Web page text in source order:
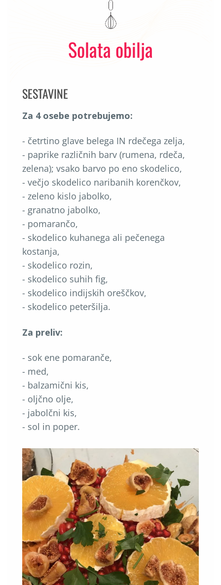
Solata obilja
SESTAVINE
Za 4 osebe potrebujemo:
- četrtino glave belega IN rdečega zelja,
- paprike različnih barv (rumena, rdeča,
zelena); vsako barvo po eno skodelico,
- večjo skodelico naribanih korenčkov,
- zeleno kislo jabolko,
- granatno jabolko,
- pomarančo,
- skodelico kuhanega ali pečenega
kostanja,
- skodelico rozin,
- skodelico suhih fig,
- skodelico indijskih oreščkov,
- skodelico peteršilja.
Za preliv:
- sok ene pomaranče,
- med,
- balzamični kis,
- oljčno olje,
- jabolčni kis,
- sol in poper.